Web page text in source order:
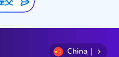
China